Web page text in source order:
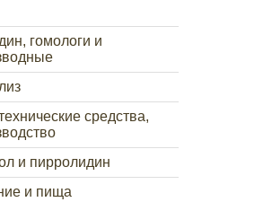
гомологи и
средства,
и пирролидин
и пища